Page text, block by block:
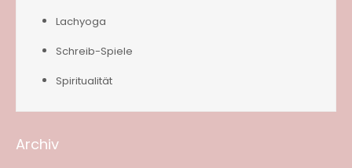
Lachyoga
Schreib-Spiele
Spiritualität
Archiv